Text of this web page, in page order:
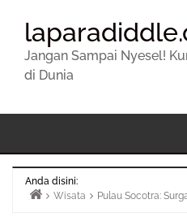
Jangan Sampai Nyesel!
di Dunia
Anda disini:
Wisata Pulau Socotra: